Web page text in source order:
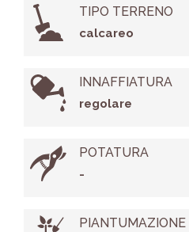
TIPO TERRENO
calcareo
INNAFFIATURA
regolare
POTATURA
-
PIANTUMAZIONE